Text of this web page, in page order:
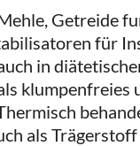
Getreide
für
in
klumpenfreies
als